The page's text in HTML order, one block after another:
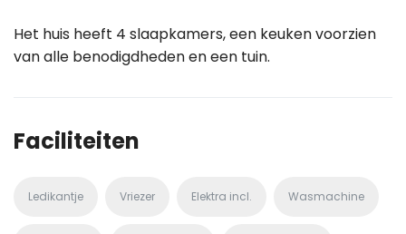
Het huis heeft 4 slaapkamers, een keuken voorzien
van alle benodigdheden en een tuin.
Faciliteiten
Ledikantje Vriezer Elektra incl. Wasmachine